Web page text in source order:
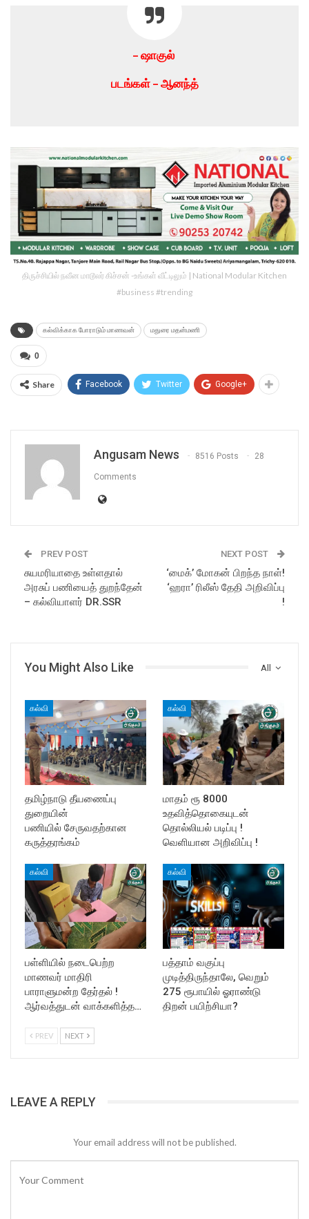
– ஷாகுல்
படங்கள் – ஆனந்த்
திருச்சியில் நவீன மாடூலர் கிச்சன் -உங்கள் வீட்டிலும் | National Modular Kitchen
#business #trending
கல்விக்காக போராடும் மாணவன் மதுரை மதன்மணி
0
Share Facebook Twitter Google+
Angusam News 8516 Posts 28
Comments
PREV POST
சுயமரியாதை உள்ளதால்
அரசுப் பணியைத் துறந்தேன்
– கல்வியாளர் DR.SSR
NEXT POST
‘மைக்’ மோகன் பிறந்த நாள்!
‘ஹரா’ ரிலீஸ் தேதி அறிவிப்பு
!
All
You Might Also Like
கல்வி
தமிழ்நாடு தீயணைப்பு
துறையின்
பணியில் சேருவதற்கான
கருத்தரங்கம்
கல்வி
மாதம் ரூ 8000
உதவித்தொகையுடன்
தொல்லியல் படிப்பு !
வெளியான அறிவிப்பு !
கல்வி
பள்ளியில் நடைபெற்ற
மாணவர் மாதிரி
பாராளுமன்ற தேர்தல் !
ஆர்வத்துடன் வாக்களித்த…
கல்வி
பத்தாம் வகுப்பு
முடித்திருந்தாலே, வெறும்
275 ரூபாயில் ஓராண்டு
திறன் பயிற்சியா?
PREV NEXT
LEAVE A REPLY
Your email address will not be published.